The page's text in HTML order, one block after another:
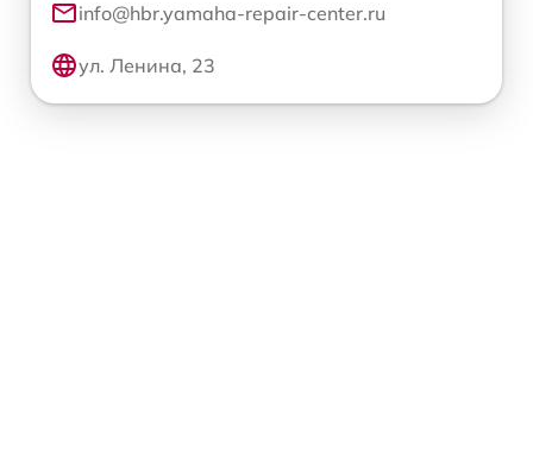
info@hbr.yamaha-repair-center.ru
ул. Ленина, 23